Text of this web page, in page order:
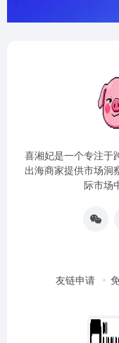
喜湘妃是一个专注于
出海商家提供市场洞
际市场
友链申请